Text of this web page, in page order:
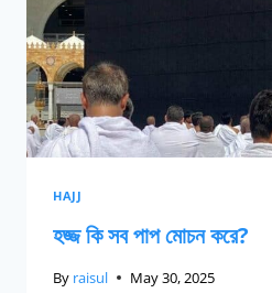
HAJJ
হজ্জ কি সব পাপ মোচন করে?
By raisul May 30, 2025